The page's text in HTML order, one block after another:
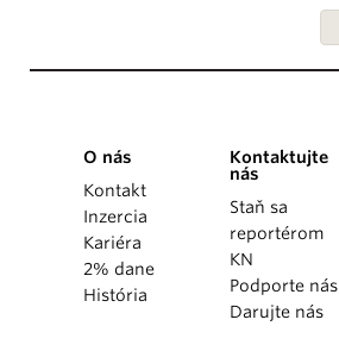
O nás
Kontakt
Inzercia
Kariéra
2% dane
História
Kontaktujte
nás
Staň sa
reportérom
KN
Podporte nás
Darujte nás